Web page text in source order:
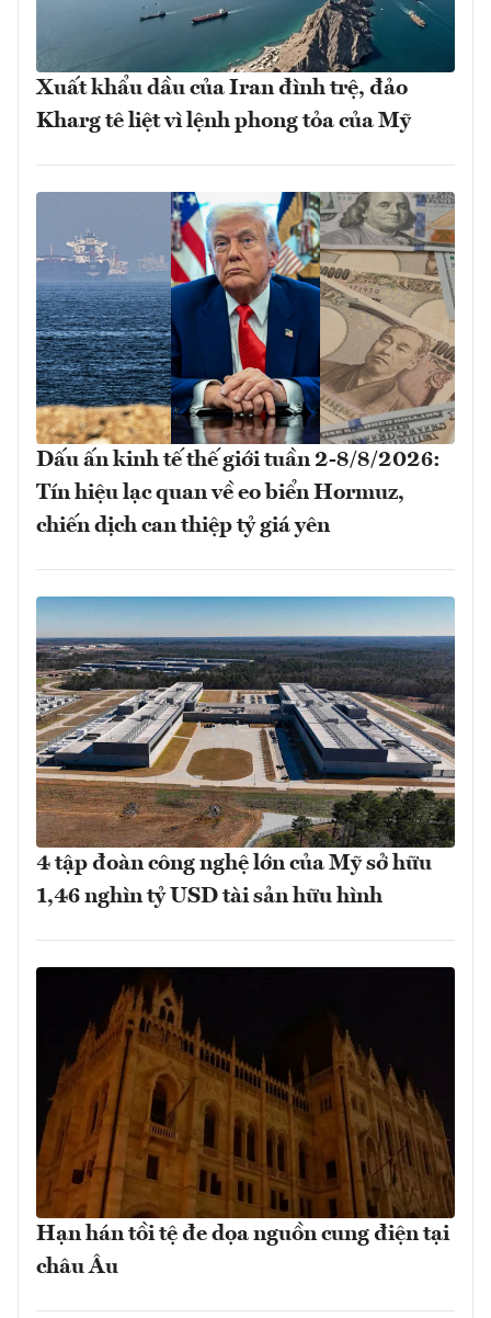
Xuất khẩu dầu của Iran đình trệ, đảo
Kharg tê liệt vì lệnh phong tỏa của Mỹ
Dấu ấn kinh tế thế giới tuần 2-8/8/2026:
Tín hiệu lạc quan về eo biển Hormuz,
chiến dịch can thiệp tỷ giá yên
4 tập đoàn công nghệ lớn của Mỹ sở hữu
1,46 nghìn tỷ USD tài sản hữu hình
Hạn hán tồi tệ đe dọa nguồn cung điện tại
châu Âu